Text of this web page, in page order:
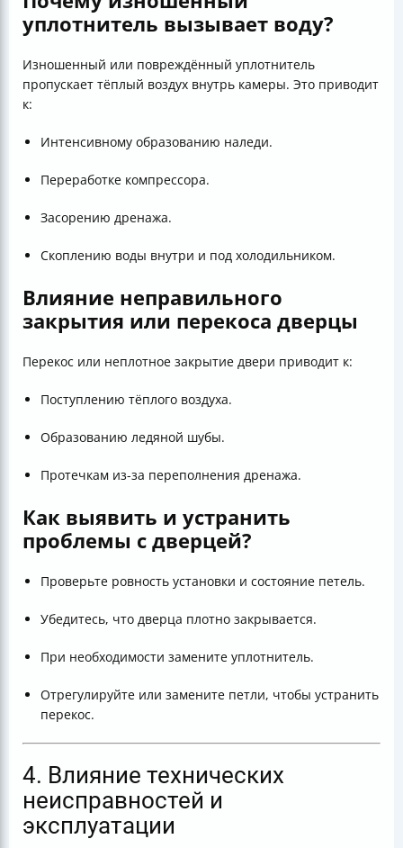
уплотнитель вызывает воду?
Изношенный или повреждённый уплотнитель
пропускает тёплый воздух внутрь камеры. Это приводит
к:
Интенсивному образованию наледи.
Переработке компрессора.
Засорению дренажа.
Скоплению воды внутри и под холодильником.
Влияние неправильного
закрытия или перекоса дверцы
Перекос или неплотное закрытие двери приводит к:
Поступлению тёплого воздуха.
Образованию ледяной шубы.
Протечкам из-за переполнения дренажа.
Как выявить и устранить
проблемы с дверцей?
Проверьте ровность установки и состояние петель.
Убедитесь, что дверца плотно закрывается.
При необходимости замените уплотнитель.
Отрегулируйте или замените петли, чтобы устранить
перекос.
4. Влияние технических
неисправностей и
эксплуатации